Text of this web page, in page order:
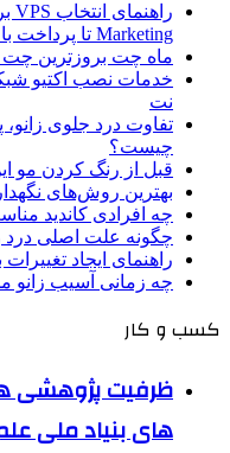
Marketing تا پرداخت با ارز دیجیتال
ماه چت بروزترین چت
خدمات نصب اکتیو
نت
تفاوت درد جلوی
چیست؟
قبل از رنگ کردن مو
بهترین روش‌های
چه افرادی کاندید
چگونه علت اصلی درد
راهنمای ایجاد
چه زمانی آسیب
کسب و کار
ظرفیت پژوهشی
های بنیاد ملی